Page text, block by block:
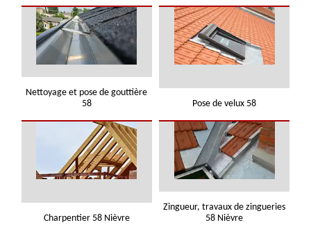
Nettoyage et pose de gouttière
58
Pose de velux 58
Charpentier 58 Nièvre
Zingueur, travaux de zingueries
58 Nièvre